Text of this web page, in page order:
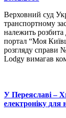
Верховний суд
транспортному
належить
портал “Моя
розгляду справи
Lodgy вимагав
У Переяславі –
електроніку для